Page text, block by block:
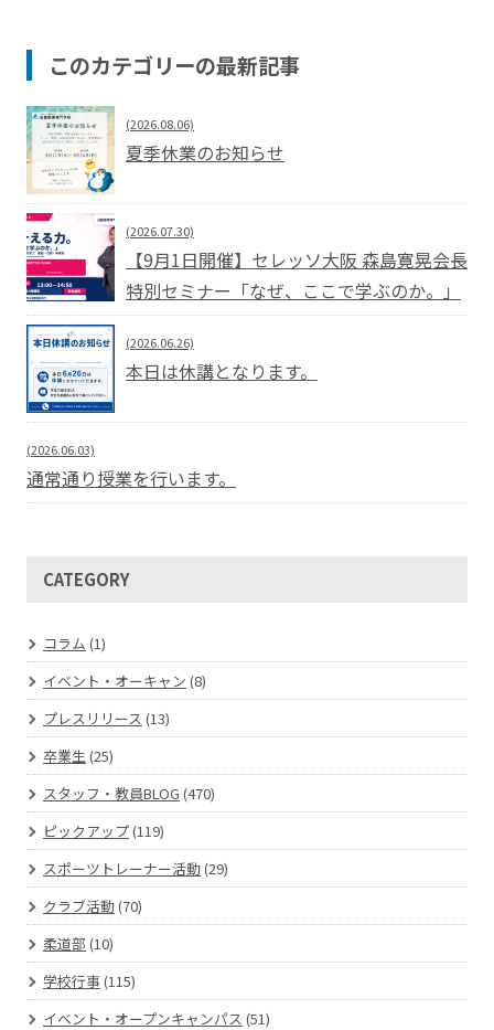
このカテゴリーの最新記事
(2026.08.06)
夏季休業のお知らせ
(2026.07.30)
【9月1日開催】セレッソ大阪 森島寛晃会長
特別セミナー「なぜ、ここで学ぶのか。」
(2026.06.26)
本日は休講となります。
(2026.06.03)
通常通り授業を行います。
CATEGORY
コラム (1)
イベント・オーキャン (8)
プレスリリース (13)
卒業生(25)
スタッフ・教員BLOG (470)
ピックアップ(119)
スポーツトレーナー活動(29)
クラブ活動(70)
柔道部 (10)
学校行事(115)
イベント・オープンキャンパス (51)